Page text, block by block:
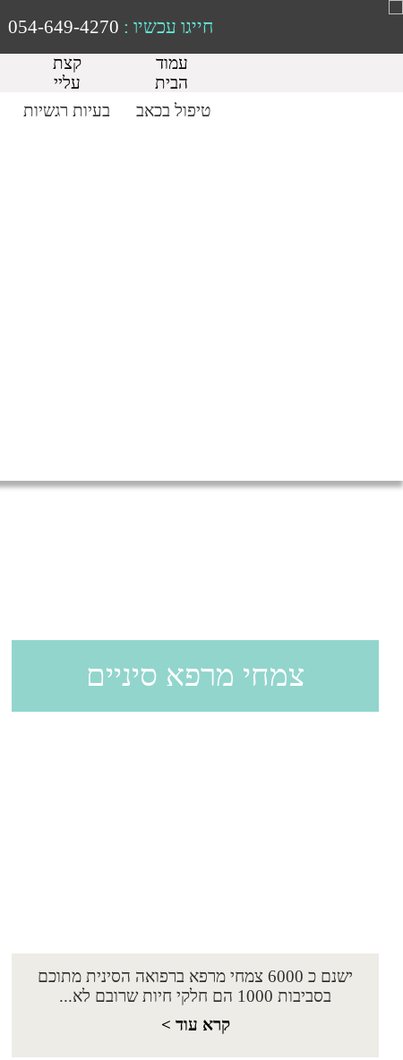
חייגו עכשיו : 054-649-4270
עמוד
הבית
קצת
עליי
טיפול בכאב
בעיות רגשיות
צמחי מרפא סיניים
ישנם כ 6000 צמחי מרפא ברפואה הסינית מתוכם
בסביבות 1000 הם חלקי חיות שרובם לא...
קרא עוד >